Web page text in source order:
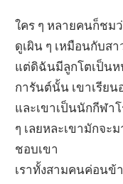
ใคร ๆ หลายคนก็ชม
ดูเผิน ๆ เหมือนกับส
แต่ดิฉันมีลูกโตเป็น
การันต์นั้น เขาเรีย
และเขาเป็นนักกีฬา
ๆ เลยหละเขามักจะ
ชอบเขา
เราทั้งสามคนค่อนข้